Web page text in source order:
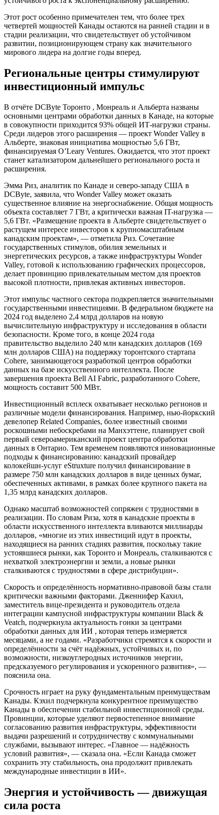
Этот рост особенно примечателен тем, что более трех
четвертей мощностей Канады остаются на ранней стадии и в
стадии реализации, что свидетельствует об устойчивом
развитии, позиционирующем страну как значительного
мирового лидера на долгие годы вперед.
Региональные центры стимулируют
инвестиционный импульс
В отчёте DCByte Торонто , Монреаль и Альберта названы
основными центрами обработки данных в Канаде, на которые
в совокупности приходится 93% общей ИТ-нагрузки страны.
Среди лидеров этого расширения — проект Wonder Valley в
Альберте, знаковая инициатива мощностью 5,6 ГВт,
финансируемая O’Leary Ventures. Ожидается, что этот проект
станет катализатором дальнейшего регионального роста и
расширения.
Эмма Риз, аналитик по Канаде и северо-западу США в
DCByte, заявила, что Wonder Valley может оказать
существенное влияние на энергоснабжение. Общая мощность
объекта составляет 7 ГВт, а критически важная IT-нагрузка —
5,6 ГВт. «Размещение проекта в Альберте свидетельствует о
растущем интересе инвесторов к крупномасштабным
канадским проектам», — отметила Риз. Сочетание
государственных стимулов, обилия земельных и
энергетических ресурсов, а также инфраструктуры Wonder
Valley, готовой к использованию графических процессоров,
делает провинцию привлекательным местом для проектов
высокой плотности, привлекая активных инвесторов.
Этот импульс частного сектора подкрепляется значительными
государственными инвестициями. В федеральном бюджете на
2024 год выделено 2,4 млрд долларов на новую
вычислительную инфраструктуру и исследования в области
безопасности. Кроме того, в конце 2024 года
правительство выделило 240 млн канадских долларов (169
млн долларов США) на поддержку торонтского стартапа
Cohere, занимающегося разработкой центров обработки
данных на базе искусственного интеллекта. После
завершения проекта Bell AI Fabric, разработанного Cohere,
мощность составит 500 МВт.
Инвестиционный всплеск охватывает несколько регионов и
различные модели финансирования. Например, нью-йоркский
девелопер Related Companies, более известный своими
роскошными небоскребами на Манхэттене, планирует свой
первый североамериканский проект центра обработки
данных в Онтарио. Тем временем появляются инновационные
подходы к финансированию: канадский провайдер
колокейшн-услуг eStruxture получил финансирование в
размере 750 млн канадских долларов в виде ценных бумаг,
обеспеченных активами, в рамках более крупного пакета на
1,35 млрд канадских долларов.
Однако масштаб возможностей сопряжен с трудностями в
реализации. По словам Риза, хотя в канадские проекты в
области искусственного интеллекта вливаются миллиарды
долларов, «многие из этих инвестиций идут в проекты,
находящиеся на ранних стадиях развития, поскольку такие
устоявшиеся рынки, как Торонто и Монреаль, сталкиваются с
нехваткой электроэнергии и земли, а новые рынки
сталкиваются с трудностями в сфере дистрибуции».
Скорость и определённость нормативно-правовой базы стали
критически важными факторами. Дженнифер Кахил,
заместитель вице-президента и руководитель отдела
интеграции кампусной инфраструктуры компании Black &
Veatch, подчеркнула актуальность гонки за центрами
обработки данных для ИИ , которая теперь измеряется
месяцами, а не годами. «Разработчики стремятся к скорости и
определённости за счёт надёжных, устойчивых и, по
возможности, низкоуглеродных источников энергии,
предсказуемого регулирования и ускоренного развития», —
пояснила она.
Срочность играет на руку фундаментальным преимуществам
Канады. Кэхил подчеркнула конкурентное преимущество
Канады в обеспечении стабильной инвестиционной среды.
Провинции, которые уделяют первостепенное внимание
согласованию развития инфраструктуры, эффективности
выдачи разрешений и сотрудничеству с коммунальными
службами, вызывают интерес. «Главное — надёжность
условий развития», — сказала она. «Если Канада сможет
сохранить эту стабильность, она продолжит привлекать
международные инвестиции в ИИ».
Энергия и устойчивость — движущая
сила роста